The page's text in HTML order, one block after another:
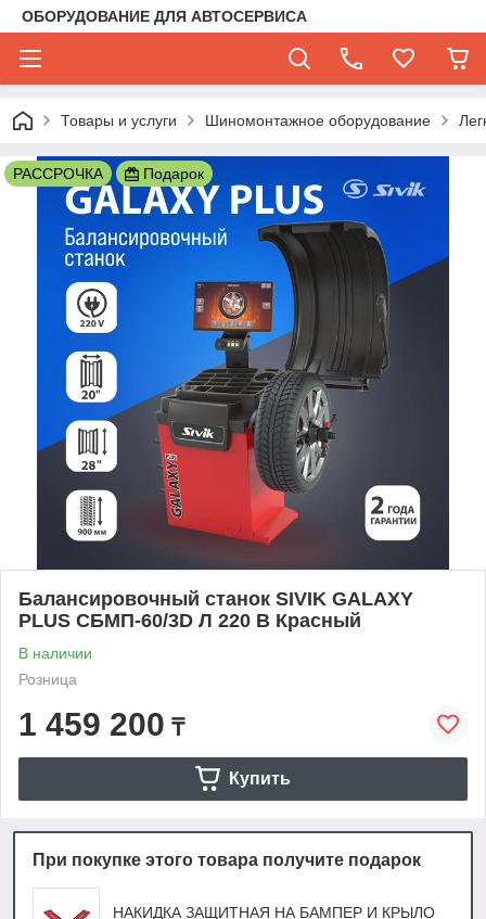
ОБОРУДОВАНИЕ ДЛЯ АВТОСЕРВИСА
Товары и услуги Шиномонтажное оборудование
РАССРОЧКА Подарок
Балансировочный станок SIVIK GALAXY
PLUS СБМП-60/3D Л 220 В Красный
В наличии
Розница
1 459 200 ₸
Купить
При покупке этого товара получите подарок
НАКИДКА ЗАЩИТНАЯ НА БАМПЕР И КРЫЛО